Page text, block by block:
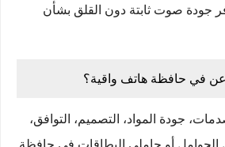
جودة صوت ثابتة دون القلق بشأن
في حافظة هاتف واقية؟
جودة المواد، التصميم، التوافق،